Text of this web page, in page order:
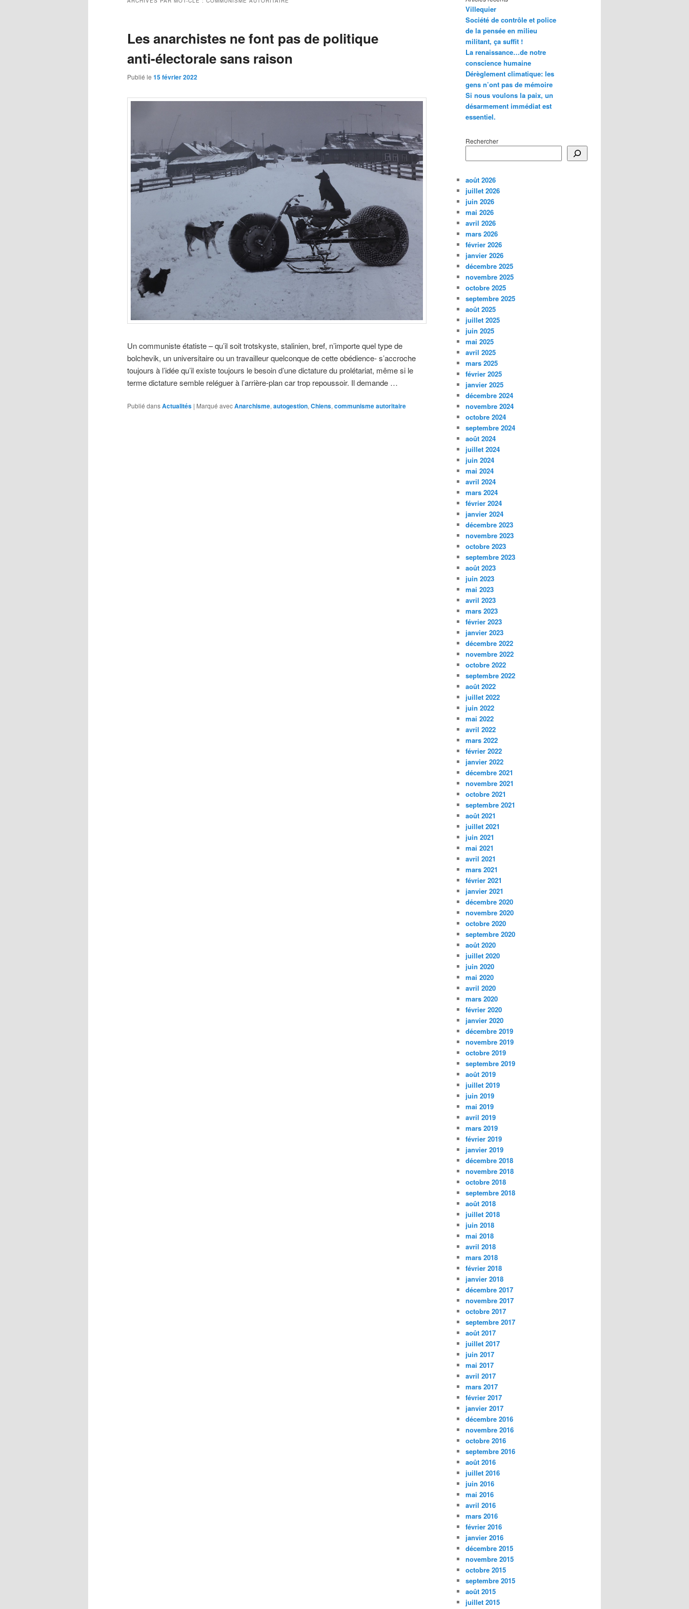
Les anarchistes ne font pas de politique
anti-électorale sans raison
Publié le 15 février 2022
Un communiste étatiste – qu’il soit trotskyste, stalinien, bref, n’importe quel type de
bolchevik, un universitaire ou un travailleur quelconque de cette obédience- s’accroche
toujours à l’idée qu’il existe toujours le besoin d’une dictature du prolétariat, même si le
terme dictature semble reléguer à l’arrière-plan car trop repoussoir. Il demande …
Publié dansActualités | Marqué avecAnarchisme, autogestion, Chiens, communisme autoritaire
Villequier
Société de contrôle et police
de la pensée en milieu
militant, ça suffit !
La renaissance…de notre
conscience humaine
Dérèglement climatique: les
gens n’ont pas de mémoire
Si nous voulons la paix, un
désarmement immédiat est
essentiel.
Rechercher
août 2026
juillet 2026
juin 2026
mai 2026
avril 2026
mars 2026
février 2026
janvier 2026
décembre 2025
novembre 2025
octobre 2025
septembre 2025
août 2025
juillet 2025
juin 2025
mai 2025
avril 2025
mars 2025
février 2025
janvier 2025
décembre 2024
novembre 2024
octobre 2024
septembre 2024
août 2024
juillet 2024
juin 2024
mai 2024
avril 2024
mars 2024
février 2024
janvier 2024
décembre 2023
novembre 2023
octobre 2023
septembre 2023
août 2023
juin 2023
mai 2023
avril 2023
mars 2023
février 2023
janvier 2023
décembre 2022
novembre 2022
octobre 2022
septembre 2022
août 2022
juillet 2022
juin 2022
mai 2022
avril 2022
mars 2022
février 2022
janvier 2022
décembre 2021
novembre 2021
octobre 2021
septembre 2021
août 2021
juillet 2021
juin 2021
mai 2021
avril 2021
mars 2021
février 2021
janvier 2021
décembre 2020
novembre 2020
octobre 2020
septembre 2020
août 2020
juillet 2020
juin 2020
mai 2020
avril 2020
mars 2020
février 2020
janvier 2020
décembre 2019
novembre 2019
octobre 2019
septembre 2019
août 2019
juillet 2019
juin 2019
mai 2019
avril 2019
mars 2019
février 2019
janvier 2019
décembre 2018
novembre 2018
octobre 2018
septembre 2018
août 2018
juillet 2018
juin 2018
mai 2018
avril 2018
mars 2018
février 2018
janvier 2018
décembre 2017
novembre 2017
octobre 2017
septembre 2017
août 2017
juillet 2017
juin 2017
mai 2017
avril 2017
mars 2017
février 2017
janvier 2017
décembre 2016
novembre 2016
octobre 2016
septembre 2016
août 2016
juillet 2016
juin 2016
mai 2016
avril 2016
mars 2016
février 2016
janvier 2016
décembre 2015
novembre 2015
octobre 2015
septembre 2015
août 2015
juillet 2015